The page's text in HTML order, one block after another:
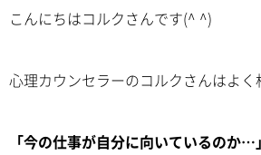
こんにちはコルクさんです(^ ^)
心理カウンセラーのコルクさんはよく
「今の仕事が自分に向いているのか…」